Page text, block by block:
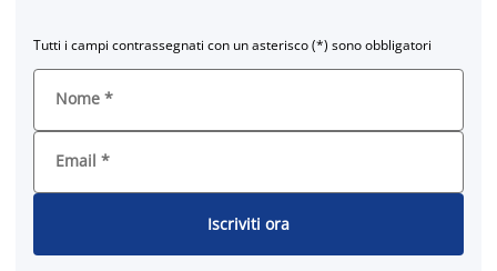
Tutti i campi contrassegnati con un asterisco (*) sono obbligatori
Nome *
Email *
Iscriviti ora